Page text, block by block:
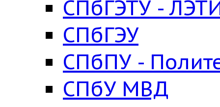
СПбГЭТУ -
СПбГЭУ
СПбПУ -
СПбУ МВД